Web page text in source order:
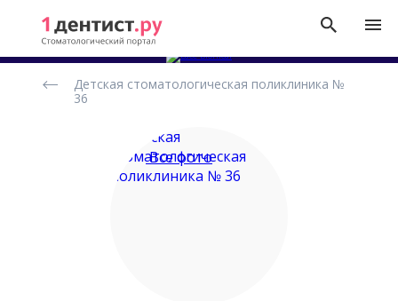
стоматологических
Детская стоматологическая поликлиника №
36
Все фото